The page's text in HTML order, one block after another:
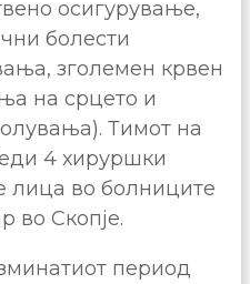
осигурување,
болести
зголемен крвен
на срцето и
Тимот на
4 хируршки
лица во болниците
во Скопје.
период